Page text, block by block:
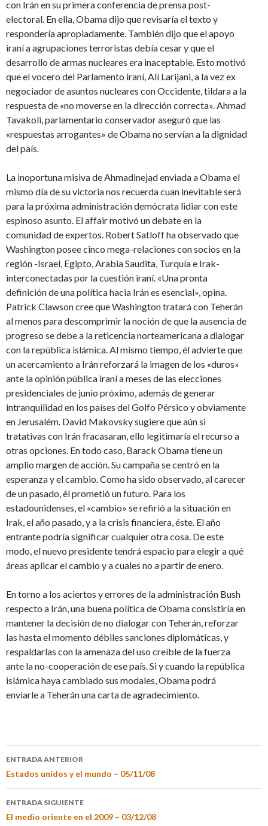
con Irán en su primera conferencia de prensa post-
electoral. En ella, Obama dijo que revisaría el texto y
respondería apropiadamente. También dijo que el apoyo
iraní a agrupaciones terroristas debía cesar y que el
desarrollo de armas nucleares era inaceptable. Esto motivó
que el vocero del Parlamento iraní, Alí Larijani, a la vez ex
negociador de asuntos nucleares con Occidente, tildara a la
respuesta de «no moverse en la dirección correcta». Ahmad
Tavakoli, parlamentario conservador aseguró que las
«respuestas arrogantes» de Obama no servían a la dignidad
del país.
La inoportuna misiva de Ahmadinejad enviada a Obama el
mismo día de su victoria nos recuerda cuan inevitable será
para la próxima administración demócrata lidiar con este
espinoso asunto. El affair motivó un debate en la
comunidad de expertos. Robert Satloff ha observado que
Washington posee cinco mega-relaciones con socios en la
región -Israel, Egipto, Arabia Saudita, Turquía e Irak-
interconectadas por la cuestión iraní. «Una pronta
definición de una política hacia Irán es esencial», opina.
Patrick Clawson cree que Washington tratará con Teherán
al menos para descomprimir la noción de que la ausencia de
progreso se debe a la reticencia norteamericana a dialogar
con la república islámica. Al mismo tiempo, él advierte que
un acercamiento a Irán reforzará la imagen de los «duros»
ante la opinión pública iraní a meses de las elecciones
presidenciales de junio próximo, además de generar
intranquilidad en los países del Golfo Pérsico y obviamente
en Jerusalém. David Makovsky sugiere que aún si
tratativas con Irán fracasaran, ello legitimaría el recurso a
otras opciones. En todo caso, Barack Obama tiene un
amplio margen de acción. Su campaña se centró en la
esperanza y el cambio. Como ha sido observado, al carecer
de un pasado, él prometió un futuro. Para los
estadounidenses, el «cambio» se refirió a la situación en
Irak, el año pasado, y a la crisis financiera, éste. El año
entrante podría significar cualquier otra cosa. De este
modo, el nuevo presidente tendrá espacio para elegir a qué
áreas aplicar el cambio y a cuales no a partir de enero.
En torno a los aciertos y errores de la administración Bush
respecto a Irán, una buena política de Obama consistiría en
mantener la decisión de no dialogar con Teherán, reforzar
las hasta el momento débiles sanciones diplomáticas, y
respaldarlas con la amenaza del uso creíble de la fuerza
ante la no-cooperación de ese país. Si y cuando la república
islámica haya cambiado sus modales, Obama podrá
enviarle a Teherán una carta de agradecimiento.
ENTRADA ANTERIOR
Estados unidos y el mundo – 05/11/08
ENTRADA SIGUIENTE
El medio oriente en el 2009 – 03/12/08